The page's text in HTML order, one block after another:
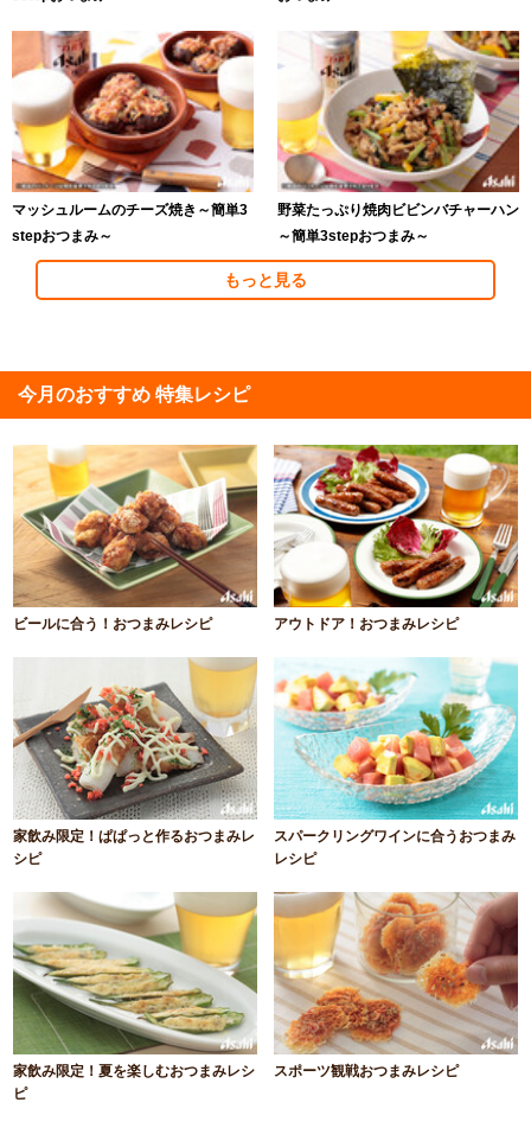
マッシュルームのチーズ焼き～簡単3
stepおつまみ～
野菜たっぷり焼肉ビビンバチャーハン
～簡単3stepおつまみ～
もっと見る
今月のおすすめ 特集レシピ
ビールに合う！おつまみレシピ アウトドア！おつまみレシピ
家飲み限定！ぱぱっと作るおつまみレ
シピ
スパークリングワインに合うおつまみ
レシピ
家飲み限定！夏を楽しむおつまみレシ
ピ
スポーツ観戦おつまみレシピ